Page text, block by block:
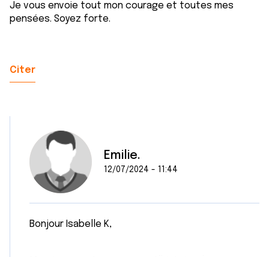
Je vous envoie tout mon courage et toutes mes
pensées. Soyez forte.
Citer
Emilie.
12/07/2024 - 11:44
Bonjour Isabelle K,